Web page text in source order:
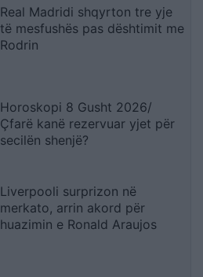
Real Madridi shqyrton tre yje
të mesfushës pas dështimit me
Rodrin
Horoskopi 8 Gusht 2026/
Çfarë kanë rezervuar yjet për
secilën shenjë?
Liverpooli surprizon në
merkato, arrin akord për
huazimin e Ronald Araujos